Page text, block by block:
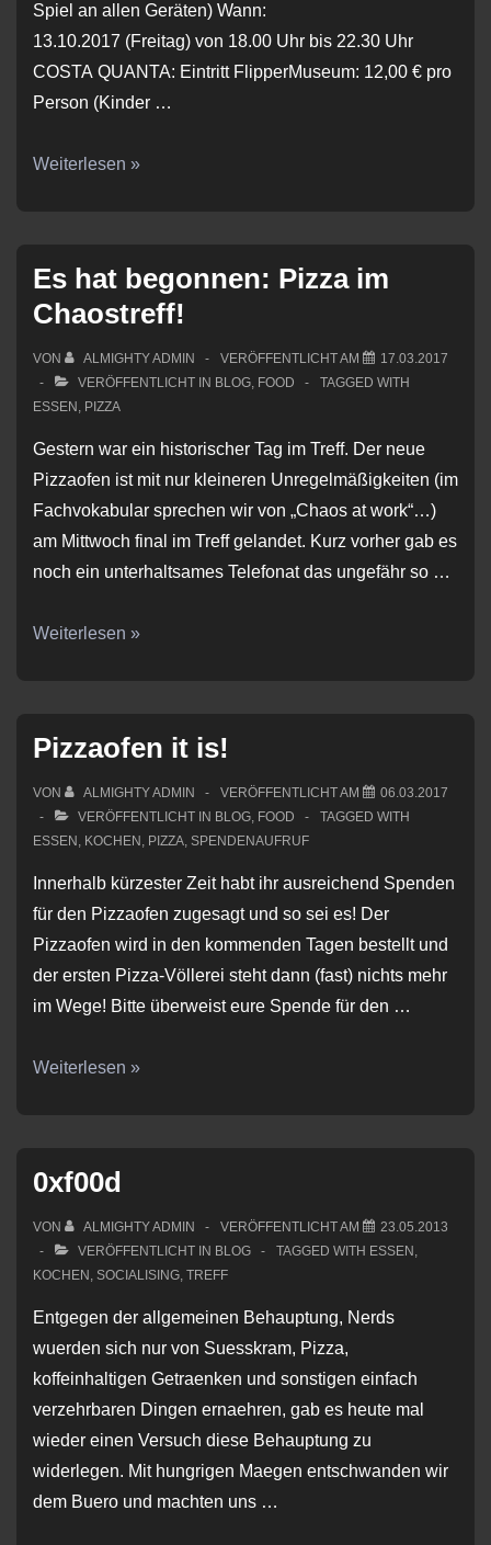
Spiel an allen Geräten) Wann:
13.10.2017 (Freitag) von 18.00 Uhr bis 22.30 Uhr
COSTA QUANTA: Eintritt FlipperMuseum: 12,00 € pro
Person (Kinder …
Flippern
Wochenende
Weiterlesen »
Es hat begonnen: Pizza im
Chaostreff!
VON ALMIGHTY ADMIN VERÖFFENTLICHT AM
17.03.2017
VERÖFFENTLICHT IN BLOG, FOOD
TAGGED WITH
ESSEN , PIZZA
Gestern war ein historischer Tag im Treff. Der neue
Pizzaofen ist mit nur kleineren Unregelmäßigkeiten (im
Fachvokabular sprechen wir von „Chaos at work“…)
am Mittwoch final im Treff gelandet. Kurz vorher gab es
noch ein unterhaltsames Telefonat das ungefähr so …
Es
im
Chaostreff!
Weiterlesen »
Pizzaofen it is!
VON ALMIGHTY ADMIN VERÖFFENTLICHT AM
06.03.2017
VERÖFFENTLICHT IN BLOG, FOOD
TAGGED WITH
ESSEN , KOCHEN , PIZZA, SPENDENAUFRUF
Innerhalb kürzester Zeit habt ihr ausreichend Spenden
für den Pizzaofen zugesagt und so sei es! Der
Pizzaofen wird in den kommenden Tagen bestellt und
der ersten Pizza-Völlerei steht dann (fast) nichts mehr
im Wege! Bitte überweist eure Spende für den …
Pizzaofen
Weiterlesen »
0xf00d
VON ALMIGHTY ADMIN VERÖFFENTLICHT AM
23.05.2013
VERÖFFENTLICHT IN BLOG TAGGED WITH ESSEN ,
KOCHEN , SOCIALISING, TREFF
Entgegen der allgemeinen Behauptung, Nerds
wuerden sich nur von Suesskram, Pizza,
koffeinhaltigen Getraenken und sonstigen einfach
verzehrbaren Dingen ernaehren, gab es heute mal
wieder einen Versuch diese Behauptung zu
widerlegen. Mit hungrigen Maegen entschwanden wir
dem Buero und machten uns …